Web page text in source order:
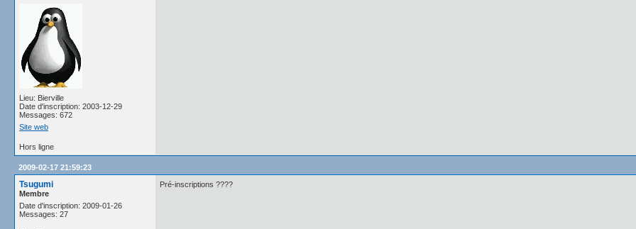
Lieu: Bierville
Date d'inscription: 2003-12-29
Messages: 672
Site web
Hors ligne
2009-02-17 21:59:23
Tsugumi
Membre
Date d'inscription: 2009-01-26
Messages: 27
Pré-inscriptions ????